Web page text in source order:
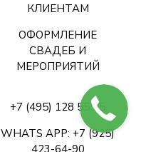
КЛИЕНТАМ
ОФОРМЛЕНИЕ
СВАДЕБ И
МЕРОПРИЯТИЙ
+7 (495) 128 55 05
WHATS APP: +7 (925)
423-64-90